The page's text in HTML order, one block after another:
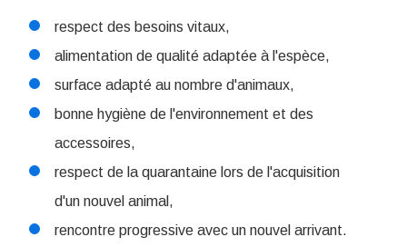
respect des besoins vitaux,
alimentation de qualité adaptée à l'espèce,
surface adapté au nombre d'animaux,
bonne hygiène de l'environnement et des
accessoires,
respect de la quarantaine lors de l'acquisition
d'un nouvel animal,
rencontre progressive avec un nouvel arrivant.